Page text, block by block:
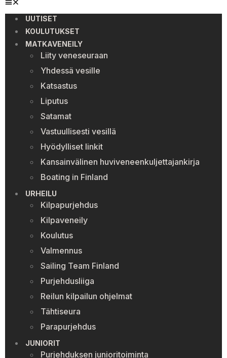
UUTISET
KOULUTUKSET
MATKAVENEILY
Liity veneseuraan
Yhdessä vesille
Katsastus
Liputus
Satamat
Vastuullisesti vesillä
Hyödylliset linkit
Kansainvälinen huviveneenkuljettajankirja
Boating in Finland
URHEILU
Kilpapurjehdus
Kilpaveneily
Koulutus
Valmennus
Sailing Team Finland
Purjehdusliiga
Reilun kilpailun ohjelmat
Tähtiseura
Parapurjehdus
JUNIORIT
Purjehduksen junioritoiminta